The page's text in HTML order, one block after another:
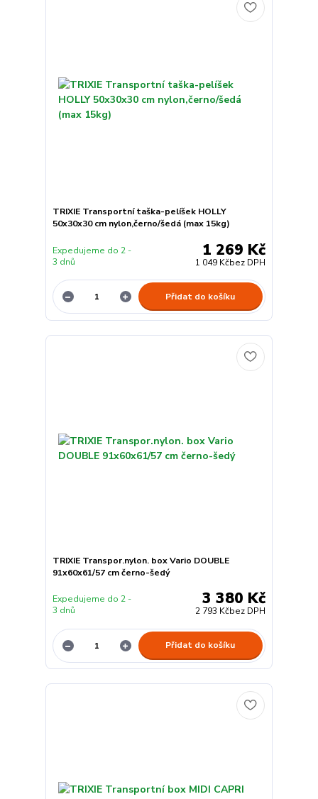
TRIXIE Transportní taška-pelíšek HOLLY
50x30x30 cm nylon,černo/šedá (max 15kg)
1 269 Kč
1 049 Kčbez DPH
Expedujeme do 2 -
3 dnů
Přidat do košíku
TRIXIE Transpor.nylon. box Vario DOUBLE
91x60x61/57 cm černo-šedý
3 380 Kč
2 793 Kčbez DPH
Expedujeme do 2 -
3 dnů
Přidat do košíku